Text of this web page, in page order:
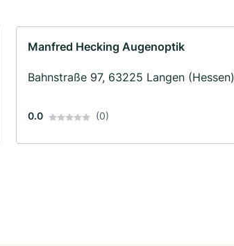
Manfred Hecking Augenoptik
Bahnstraße 97, 63225 Langen (Hessen)
0.0 (0)